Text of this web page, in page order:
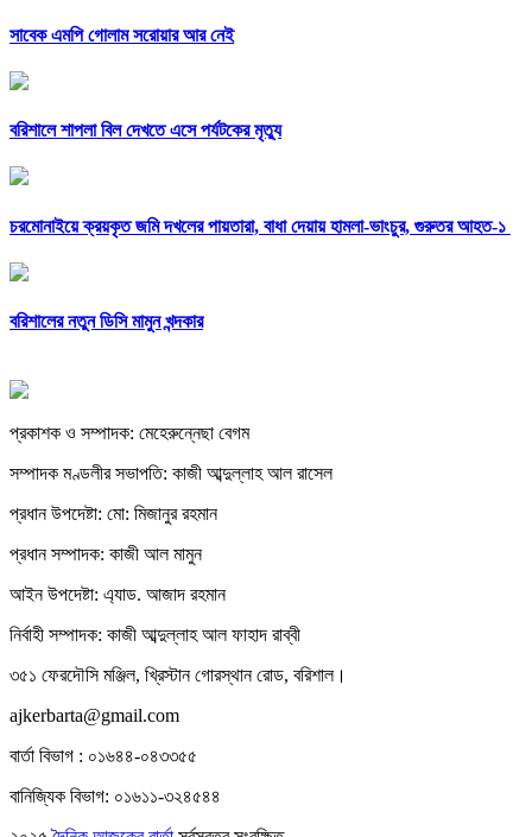
সাবেক এমপি গোলাম সরোয়ার আর নেই
বরিশালে শাপলা বিল দেখতে এসে পর্যটকের মৃত্যু
চরমোনাইয়ে ক্রয়কৃত জমি দখলের পায়তারা, বাধা দেয়ায় হামলা-ভাংচুর, গুরুতর আহত-১
বরিশালের নতুন ডিসি মামুন খন্দকার
প্রকাশক ও সম্পাদক: মেহেরুন্নেছা বেগম
সম্পাদক মণ্ডলীর সভাপতি: কাজী আব্দুল্লাহ আল রাসেল
প্রধান উপদেষ্টা: মো: মিজানুর রহমান
প্রধান সম্পাদক: কাজী আল মামুন
আইন উপদেষ্টা: এ্যাড. আজাদ রহমান
নির্বাহী সম্পাদক: কাজী আব্দুল্লাহ আল ফাহাদ রাব্বী
৩৫১ ফেরদৌসি মঞ্জিল, খ্রিস্টান গোরস্থান রোড, বরিশাল।
ajkerbarta@gmail.com
বার্তা বিভাগ : ০১৬৪৪-০৪৩৩৫৫
বানিজ্যিক বিভাগ: ০১৬১১-৩২৪৫৪৪